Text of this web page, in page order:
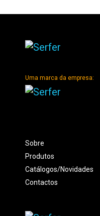
Uma marca da empresa:
Sobre
Produtos
Catálogos/Novidades
Contactos